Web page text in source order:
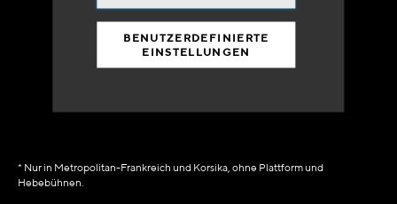
BENUTZERDEFINIERTE
EINSTELLUNGEN
90% des Katalogs
in Verfügbarkeit
* Nur in Metropolitan-Frankreich und Korsika, ohne Plattform und
Hebebühnen.